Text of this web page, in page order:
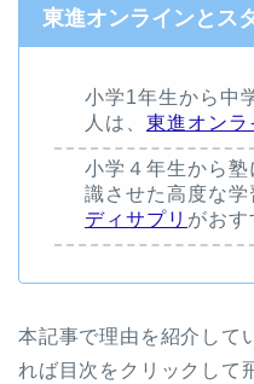
東進オンラインとス
小学1年生から中
人は、 東進オンラ
小学４年生から
識させた高度な学
ディサプリ がおす
本記事で理由を紹介して
れば目次をクリックして